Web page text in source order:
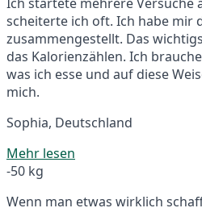
scheiterte ich oft. Ich habe mir
zusammengestellt. Das
das Kalorienzählen. Ich
was ich esse und auf diese
mich.
Sophia, Deutschland
Mehr lesen
-50 kg
Wenn man etwas wirklich